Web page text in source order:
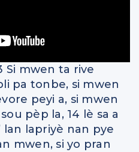
Si mwen ta rive
pa tonbe, si mwen
peyi a, si mwen
pèp la, 14 lè sa a
lan lapriyè nan pye
mwen, si yo pran